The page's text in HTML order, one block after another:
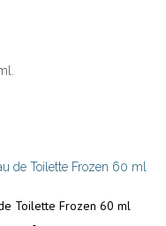
Toilette Frozen 60 ml